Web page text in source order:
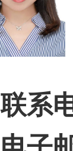
联系